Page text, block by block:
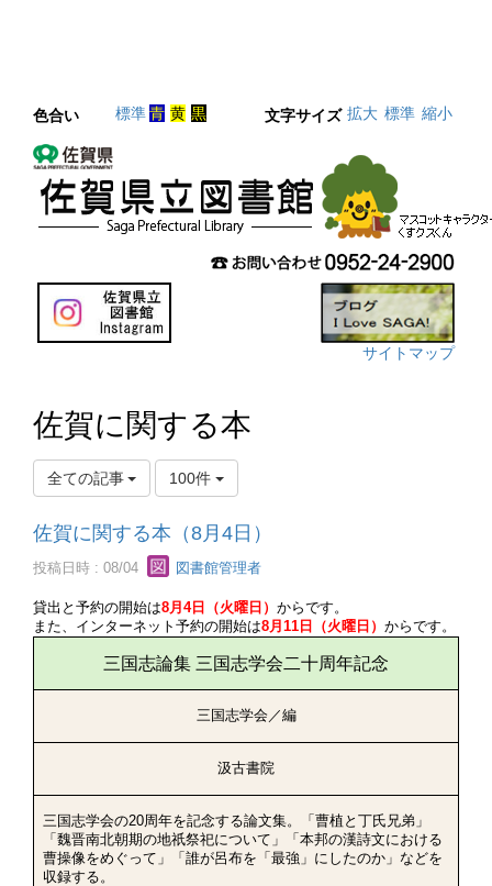
色合い 標準青 黄 黒 文字サイズ 拡大 標準 縮小
サイトマップ
佐賀に関する本
全ての記事 100件
佐賀に関する本（8月4日）
投稿日時 : 08/04 図書館管理者
貸出と予約の開始は8月4日（火曜日） からです。
また、インターネット予約の開始は8月11日（火曜日） からです。
三国志論集 三国志学会二十周年記念
三国志学会／編
汲古書院
三国志学会の20周年を記念する論文集。「曹植と丁氏兄弟」
「魏晋南北朝期の地祇祭祀について」「本邦の漢詩文における
曹操像をめぐって」「誰が呂布を「最強」にしたのか」などを
収録する。